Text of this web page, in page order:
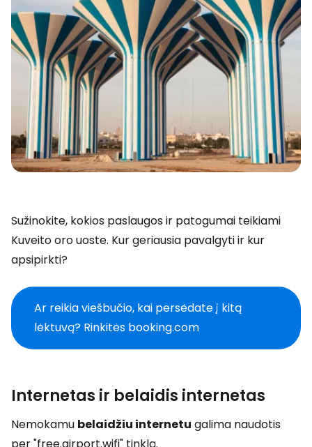
Sužinokite, kokios paslaugos ir patogumai teikiami
Kuveito oro uoste. Kur geriausia pavalgyti ir kur
apsipirkti?
Ar reikia viešbučio, kai persėdate į kitą
lėktuvą? Rinkitės booking.com
Internetas ir belaidis internetas
Nemokamu belaidžiu internetu galima naudotis